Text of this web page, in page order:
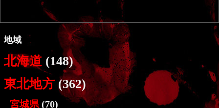
地域
北海道(148)
東北地方 (362)
宮城県 (70)